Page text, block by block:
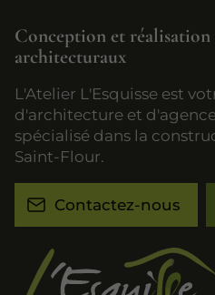
Conception et réalisation
architecturaux
L'Atelier L'Esquisse est
d'architecture et
spécialisé dans la
Saint-Flour.
Contactez-nous